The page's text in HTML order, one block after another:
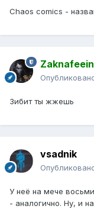
Chaos comics -
Зибит ты жжешь
vsadnik
У неё на мече
- аналогично. Ну, и